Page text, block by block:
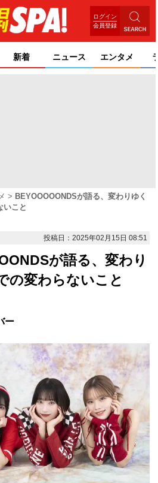
ログイン
会員登録
新着 ニュース エンタメ
BEYOOOOONDSが語る、変わりゆく
いこと
投稿日：2025年02月15日 08:51
が語る、変わり
の変わらないこと
ー